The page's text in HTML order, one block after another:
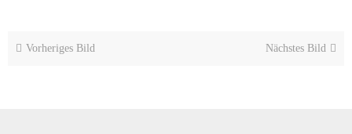
Vorheriges Bild Nächstes Bild